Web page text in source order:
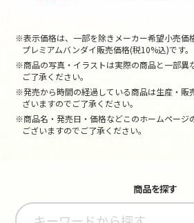
※表示価格は、一部を除きメーカー希望小売価
プレミアムバンダイ販売価格(税10%込)です。
※商品の写真・イラストは実際の商品と一部異
ご了承ください。
※発売から時間の経過している商品は生産・販
ざいますのでご了承ください。
※商品名・発売日・価格などこのホームページ
ございますのでご了承ください。
商品を探す